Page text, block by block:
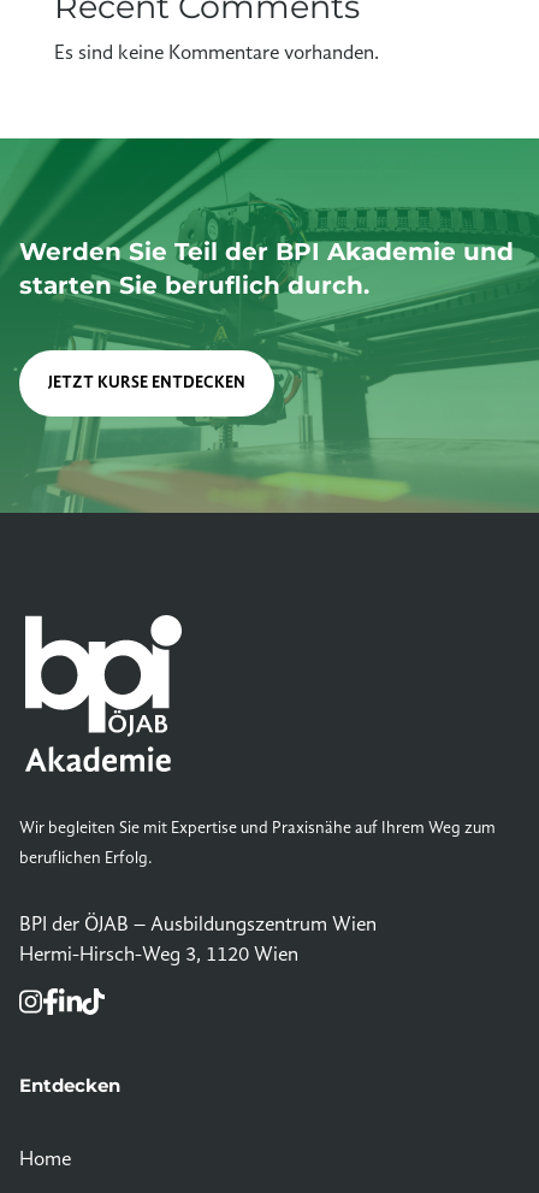
Es sind keine Kommentare vorhanden.
Werden Sie Teil der BPI Akademie und
starten Sie beruflich durch.
JETZT KURSE ENTDECKEN
Wir begleiten Sie mit Expertise und Praxisnähe auf Ihrem Weg zum
beruflichen Erfolg.
BPI der ÖJAB – Ausbildungszentrum Wien
Hermi-Hirsch-Weg 3, 1120 Wien
Entdecken
Home